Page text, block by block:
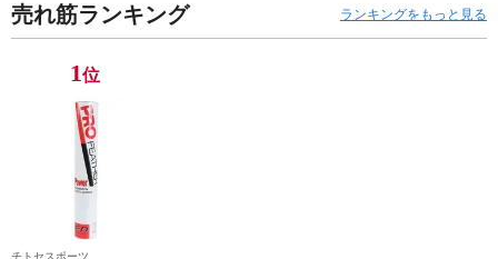
売れ筋ランキング ランキングをもっと見る
1位
チトセスポーツ